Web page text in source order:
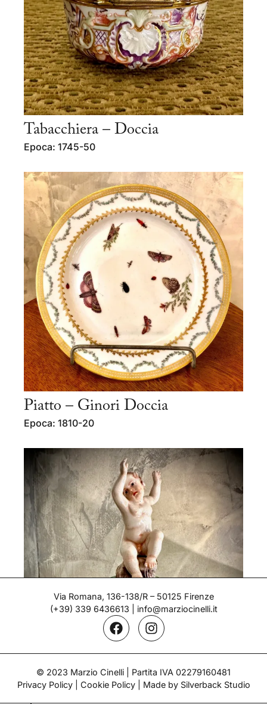
Tabacchiera – Doccia
Epoca: 1745-50
Piatto – Ginori Doccia
Epoca: 1810-20
Putto seduto – Doccia
Via Romana, 136-138/R – 50125 Firenze
(+39) 339 6436613
info@marziocinelli.it
© 2023 Marzio Cinelli | Partita IVA 02279160481
Privacy Policy| Cookie Policy| Made by Silverback Studio